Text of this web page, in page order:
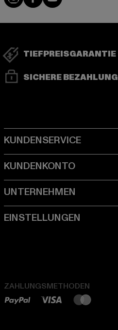
TIEFPREISGARANTIE
SICHERE BEZAHLUNG
ZAHLUNGSMETHODEN